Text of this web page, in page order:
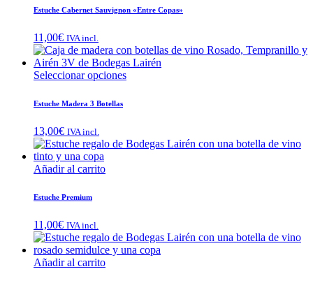
Estuche Cabernet Sauvignon «Entre Copas»
11,00€ IVA incl.
Seleccionar opciones
Estuche Madera 3 Botellas
13,00€ IVA incl.
Añadir al carrito
Estuche Premium
11,00€ IVA incl.
Añadir al carrito